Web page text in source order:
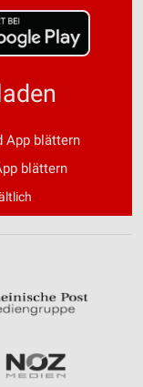
App blättern
blättern